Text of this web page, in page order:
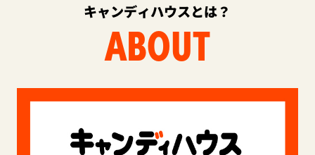
キャンディハウスとは？
ABOUT